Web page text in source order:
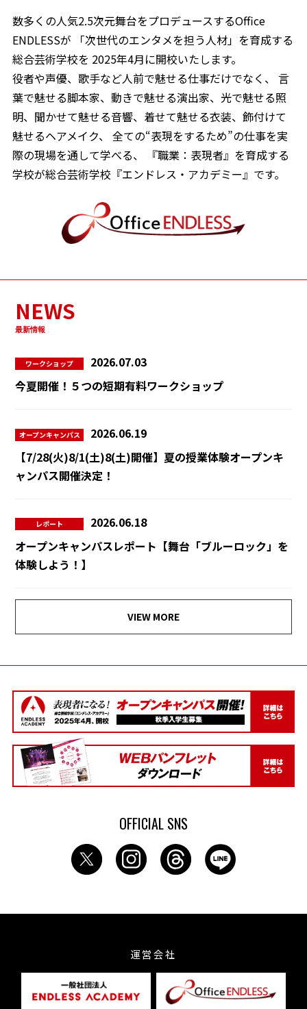
数多くの人気2.5次元舞台をプロデュースするOffice
ENDLESSが 「次世代のエンタメを担う人材」を育成する
総合芸術学校を 2025年4月に開校いたします。
役者や声優、歌手など人前で魅せる仕事だけでなく、 言
葉で魅せる脚本家、動きで魅せる演出家、光で魅せる照
明、聞かせて魅せる音響、着せて魅せる衣装、飾付けて
魅せるヘアメイク、 全ての“表現をするため”の仕事を実
際の現場を通して学べる、
『職業：表現者』を育成する
学校が総合芸術学校『エンドレス・アカデミー』です。
NEWS
最新情報
ワークショップ
2026.07.03
今夏開催！５つの短期有料ワークショップ
オープンキャンパス
2026.06.19
【7/28(火)8/1(土)8(土)開催】夏の授業体験オープンキ
ャンパス開催決定！
レポート
2026.06.18
オープンキャンパスレポート【舞台「ブルーロック」を
体験しよう！】
VIEW MORE
OFFICIAL SNS
運営会社